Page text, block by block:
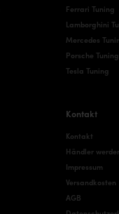
Ferrari Tuning
Lamborghini
Mercedes
Porsche Tuning
Tesla Tuning
Kontakt
Kontakt
Händler
Impressum
Versandkosten
AGB